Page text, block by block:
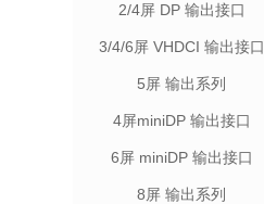
2/4屏 DP 输出接口
3/4/6屏 VHDCI 输出接口
5屏 输出系列
4屏miniDP 输出接口
6屏 miniDP 输出接口
8屏 输出系列